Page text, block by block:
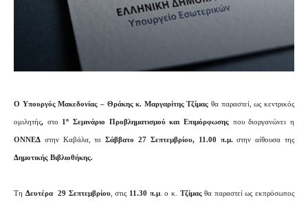
Ο Υπουργός Μακεδονίας – Θράκης κ. Μαργαρίτης Τζίμαςθα παραστεί, ως κεντρικός
ομιλητής, στο 1ο Σεμινάριο Προβληματισμού και Επιμόρφωσης που διοργανώνει η
ΟΝΝΕΔ στην Καβάλα, το Σάββατο 27 Σεπτεμβρίου, 11.00 π.μ.στην αίθουσα της
Δημοτικής Βιβλιοθήκης.
Τη Δευτέρα 29 Σεπτεμβρίου, στις 11.30 π.μ. ο κ. Τζίμαςθα παραστεί ως εκπρόσωπος